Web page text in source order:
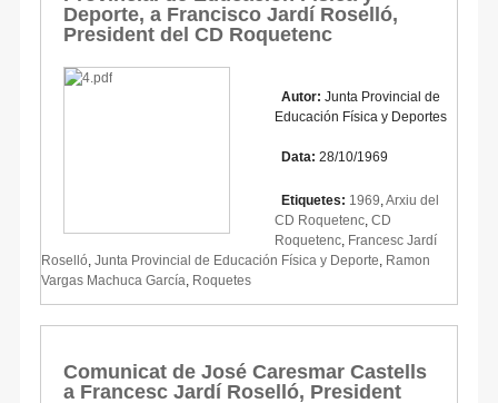
Deporte, a Francisco Jardí Roselló,
President del CD Roquetenc
Autor: Junta Provincial de
Educación Física y Deportes
Data: 28/10/1969
Etiquetes: 1969 Arxiu del
CD Roquetenc CD
Roquetenc Francesc Jardí
Roselló Junta Provincial de Educación Física y Deporte Ramon
Vargas Machuca García Roquetes
Comunicat de José Caresmar Castells
a Francesc Jardí Roselló, President